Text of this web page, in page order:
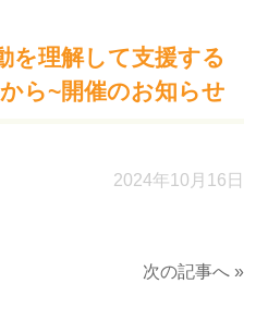
を理解して支援する
ら~開催のお知らせ
2024年10月16日
次の記事へ »